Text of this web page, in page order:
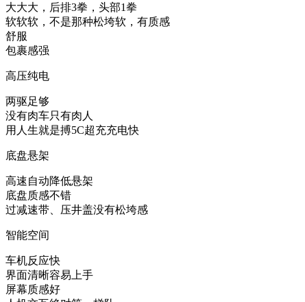
大大大，后排3拳，头部1拳
软软软，不是那种松垮软，有质感
舒服
包裹感强
高压纯电
两驱足够
没有肉车只有肉人
用人生就是搏5C超充充电快
底盘悬架
高速自动降低悬架
底盘质感不错
过减速带、压井盖没有松垮感
智能空间
车机反应快
界面清晰容易上手
屏幕质感好